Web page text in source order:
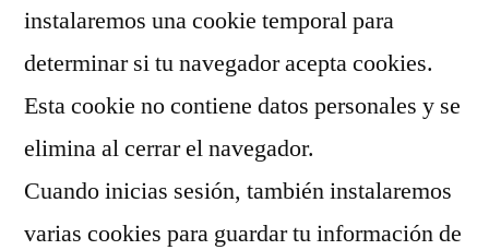
instalaremos una cookie temporal para
determinar si tu navegador acepta cookies.
Esta cookie no contiene datos personales y se
elimina al cerrar el navegador.
Cuando inicias sesión, también instalaremos
varias cookies para guardar tu información de